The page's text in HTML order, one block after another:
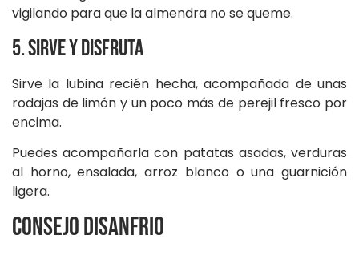
vigilando para que la almendra no se queme.
5. Sirve y disfruta
Sirve la lubina recién hecha, acompañada de unas
rodajas de limón y un poco más de perejil fresco por
encima.
Puedes acompañarla con patatas asadas, verduras
al horno, ensalada, arroz blanco o una guarnición
ligera.
Consejo DISANFRIO